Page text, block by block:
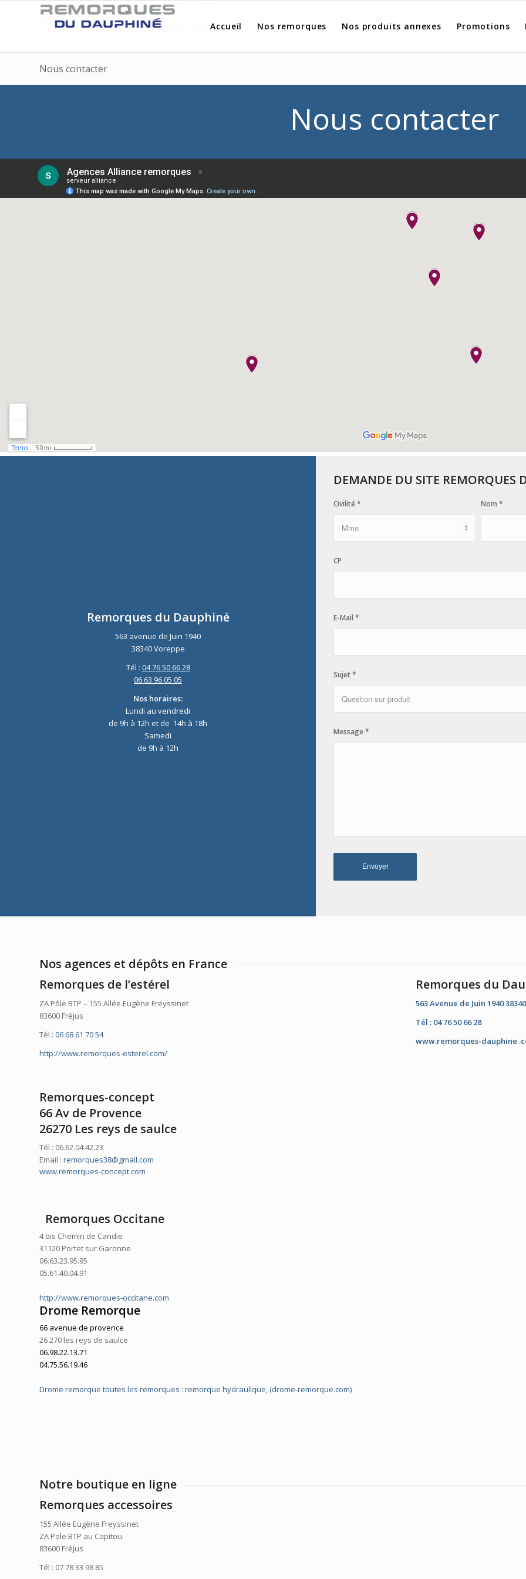
Accueil Nos remorques Nos produits annexes Promotions
Nous contacter
Nous contacter
Remorques du Dauphiné
563 avenue de Juin 1940
38340 Voreppe
Tél : 04 76 50 66 28
06 63 96 05 05
Nos horaires:
Lundi au vendredi
de 9h à 12h et de 14h à 18h
Samedi
de 9h à 12h
DEMANDE DU SITE REMORQUES
Civilité* Nom *
CP
E-Mail *
Sujet*
Message*
Nos agences et dépôts en France
Remorques de l’estérel
ZA Pôle BTP – 155 Allée Eugène Freyssinet
83600 Fréjus
Tél : 06 68 61 70 54
http://www.remorques-esterel.com/
Remorques du
563 Avenue de Juin 1940
Tél : 04 76 50 66 28
www.remorques-dauphine
Remorques-concept
66 Av de Provence
26270 Les reys de saulce
Tél : 06.62.04.42.23
Email : remorques38@gmail.com
www.remorques-concept.com
Remorques Occitane
4 bis Chemin de Candie
31120 Portet sur Garonne
06.63.23.95.95
05.61.40.04.91
http://www.remorques-occitane.com
Drome Remorque
66 avenue de provence
26 270 les reys de saulce
06.98.22.13.71
04.75.56.19.46
Drome remorque toutes les remorques : remorque hydraulique, (drome-remorque.com)
Notre boutique en ligne
Remorques accessoires
155 Allée Eugène Freyssinet
ZA Pole BTP au Capitou.
83600 Fréjus
Tél : 07 78 33 98 85